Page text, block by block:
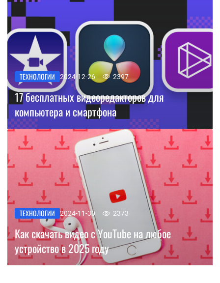
ТЕХНОЛОГИИ 2024-12-26 2397
17 бесплатных видеоредакторов для
компьютера и смартфона
ТЕХНОЛОГИИ 2024-11-30 2373
Как скачать видео с YouTube на любое
устройство в 2025 году